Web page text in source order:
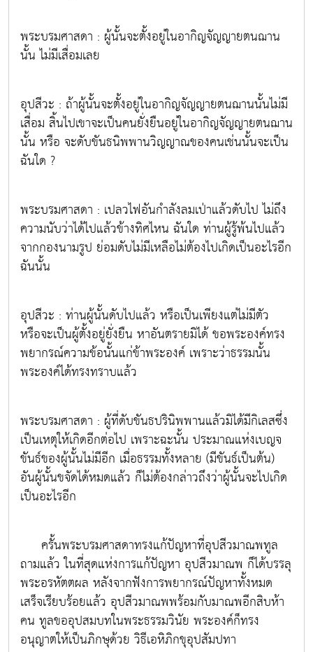
พระบรมศาสดา : ผู้นั้นจะตั้งอยู่ในอากิญจัญญายตนฌาน
นั้น ไม่มีเสื่อมเลย
อุปสีวะ : ถ้าผู้นั้นจะตั้งอยู่ในอากิญจัญญายตนฌานนั้นไม่มี
เสื่อม สิ้นไปเขาจะเป็นคนยั่งยืนอยู่ในอากิญจัญญายตนฌาน
นั้น หรือ จะดับขันธนิพพานวิญญาณของคนเช่นนั้นจะเป็น
ฉันใด ?
พระบรมศาสดา : เปลวไฟอันกำลังลมเป่าแล้วดับไป ไม่ถึง
ความนับว่าได้ไปแล้วข้างทิศไหน ฉันใด ท่านผู้รู้พ้นไปแล้ว
จากกองนามรูป ย่อมดับไม่มีเหลือไม่ต้องไปเกิดเป็นอะไรอีก
ฉันนั้น
อุปสีวะ : ท่านผู้นั้นดับไปแล้ว หรือเป็นเพียงแต่ไม่มีตัว
หรือจะเป็นผู้ตั้งอยู่ยั่งยืน หาอันตรายมิได้ ขอพระองค์ทรง
พยากรณ์ความข้อนั้นแก่ข้าพระองค์ เพราะว่าธรรมนั้น
พระองค์ได้ทรงทราบแล้ว
พระบรมศาสดา : ผู้ที่ดับขันธปรินิพพานแล้วมิได้มีกิเลสซึ่ง
เป็นเหตุให้เกิดอีกต่อไป เพราะฉะนั้น ประมาณแห่งเบญจ
ขันธ์ของผู้นั้นไม่มีอีก เมื่อธรรมทั้งหลาย (มีขันธ์เป็นต้น)
อันผู้นั้นขจัดได้หมดแล้ว ก็ไม่ต้องกล่าวถึงว่าผู้นั้นจะไปเกิด
เป็นอะไรอีก
ครั้นพระบรมศาสดาทรงแก้ปัญหาที่อุปสีวมาณพทูล
ถามแล้ว ในที่สุดแห่งการแก้ปัญหา อุปสีวมาณพ ก็ได้บรรลุ
พระอรหัตตผล หลังจากฟังการพยากรณ์ปัญหาทั้งหมด
เสร็จเรียบร้อยแล้ว อุปสีวมาณพพร้อมกับมาณพอีกสิบห้า
คน ทูลขออุปสมบทในพระธรรมวินัย พระองค์ก็ทรง
อนุญาตให้เป็นภิกษุด้วย วิธีเอหิภิกขุอุปสัมปทา